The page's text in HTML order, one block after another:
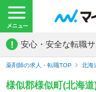
! 安心・安全な転職
薬剤師の求人・転職TOP 北海
様似郡様似町(北海